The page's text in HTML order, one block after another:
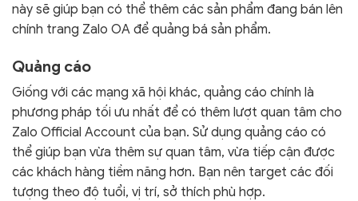
này sẽ giúp bạn có thể thêm các sản phẩm đang bán lên
chính trang Zalo OA để quảng bá sản phẩm.
Quảng cáo
Giống với các mạng xã hội khác, quảng cáo chính là
phương pháp tối ưu nhất để có thêm lượt quan tâm cho
Zalo Official Account của bạn. Sử dụng quảng cáo có
thể giúp bạn vừa thêm sự quan tâm, vừa tiếp cận được
các khách hàng tiềm năng hơn. Bạn nên target các đối
tượng theo độ tuổi, vị trí, sở thích phù hợp.